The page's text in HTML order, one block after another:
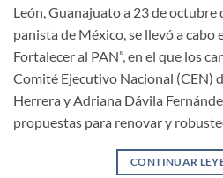
León, Guanajuato a 23 de octubre
panista de México, se llevó a cabo
Fortalecer al PAN”, en el que los
Comité Ejecutivo Nacional (CEN)
Herrera y Adriana Dávila
propuestas para renovar y
CONTINUAR